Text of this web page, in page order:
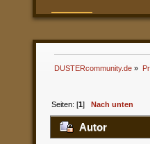
DUSTERcommunity.de »
Seiten: [1] Nach unten
Autor